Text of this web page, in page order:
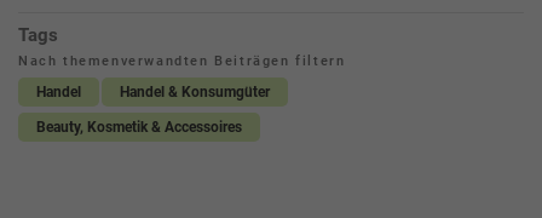
Tags
Nach themenverwandten Beiträgen filtern
Handel Handel & Konsumgüter
Beauty, Kosmetik & Accessoires